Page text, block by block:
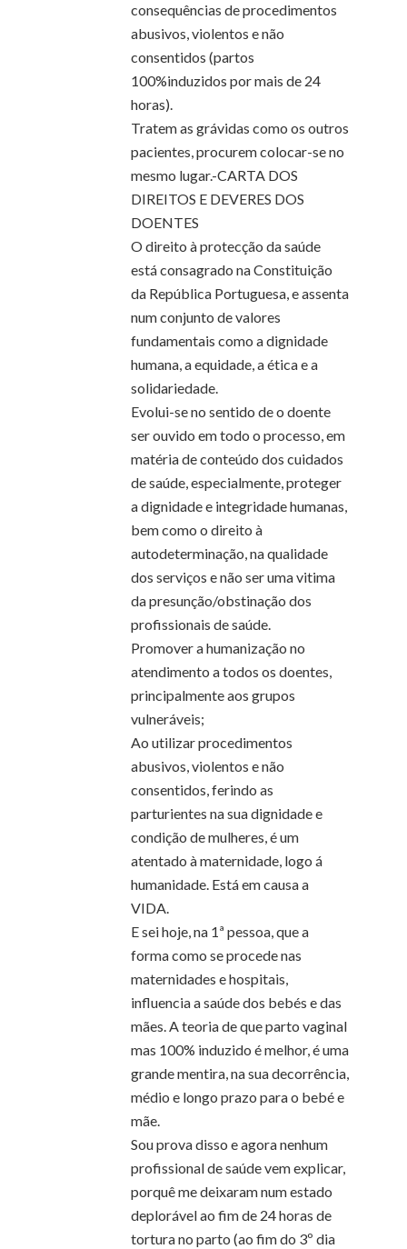
consequências de procedimentos
abusivos, violentos e não
consentidos (partos
100%induzidos por mais de 24
horas).
Tratem as grávidas como os outros
pacientes, procurem colocar-se no
mesmo lugar.-CARTA DOS
DIREITOS E DEVERES DOS
DOENTES
O direito à protecção da saúde
está consagrado na Constituição
da República Portuguesa, e assenta
num conjunto de valores
fundamentais como a dignidade
humana, a equidade, a ética e a
solidariedade.
Evolui-se no sentido de o doente
ser ouvido em todo o processo, em
matéria de conteúdo dos cuidados
de saúde, especialmente, proteger
a dignidade e integridade humanas,
bem como o direito à
autodeterminação, na qualidade
dos serviços e não ser uma vitima
da presunção/obstinação dos
profissionais de saúde.
Promover a humanização no
atendimento a todos os doentes,
principalmente aos grupos
vulneráveis;
Ao utilizar procedimentos
abusivos, violentos e não
consentidos, ferindo as
parturientes na sua dignidade e
condição de mulheres, é um
atentado à maternidade, logo á
humanidade. Está em causa a
VIDA.
E sei hoje, na 1ª pessoa, que a
forma como se procede nas
maternidades e hospitais,
influencia a saúde dos bebés e das
mães. A teoria de que parto vaginal
mas 100% induzido é melhor, é uma
grande mentira, na sua decorrência,
médio e longo prazo para o bebé e
mãe.
Sou prova disso e agora nenhum
profissional de saúde vem explicar,
porquê me deixaram num estado
deplorável ao fim de 24 horas de
tortura no parto (ao fim do 3º dia